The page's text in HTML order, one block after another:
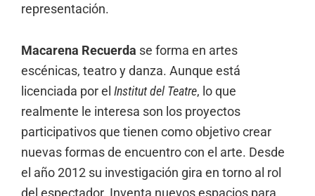
representación.
Macarena Recuerda se forma en artes
escénicas, teatro y danza. Aunque está
licenciada por el Institut del Teatre, lo que
realmente le interesa son los proyectos
participativos que tienen como objetivo crear
nuevas formas de encuentro con el arte. Desde
el año 2012 su investigación gira en torno al rol
del espectador. Inventa nuevos espacios para